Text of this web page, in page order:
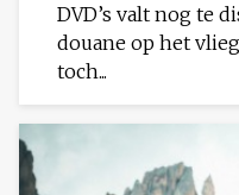
DVD’s valt nog te
douane op het
toch...